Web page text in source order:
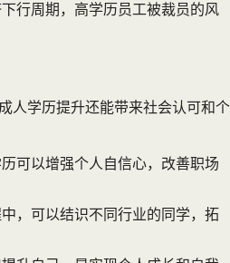
下行周期，高学历员工被裁员的风
人学历提升还能带来社会认可和个
可以增强个人自信心，改善职场
，可以结识不同行业的同学，拓